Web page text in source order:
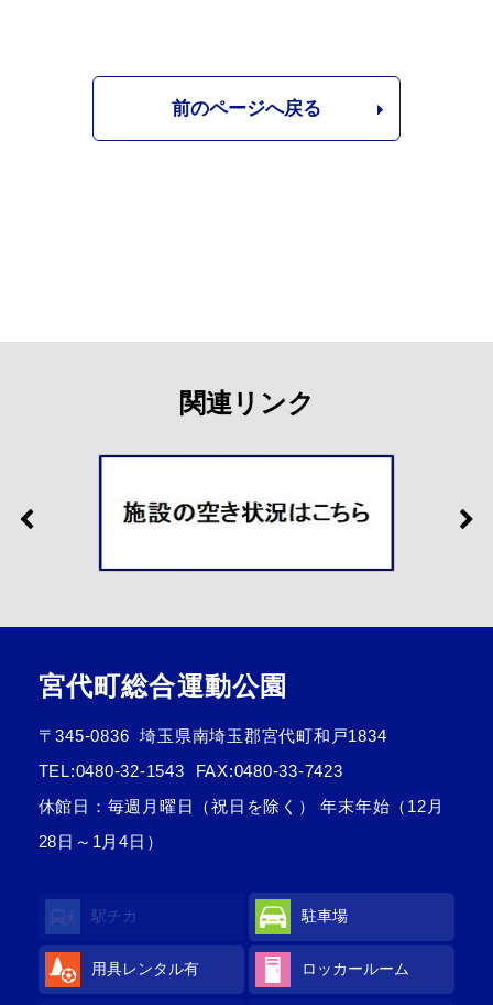
前のページへ戻る
関連リンク
宮代町総合運動公園
〒345-0836
埼玉県南埼玉郡宮代町和戸1834
TEL:0480-32-1543
FAX:0480-33-7423
休館日：毎週月曜日（祝日を除く） 年末年始（12月
28日～1月4日）
駅チカ 駐車場
用具レンタル有 ロッカールーム